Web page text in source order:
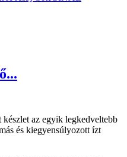
az egyik legkedveltebb
és kiegyensúlyozott ízt